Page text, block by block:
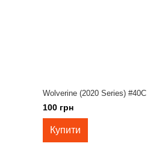
Wolverine (2020 Series) #40C
100 грн
Купити